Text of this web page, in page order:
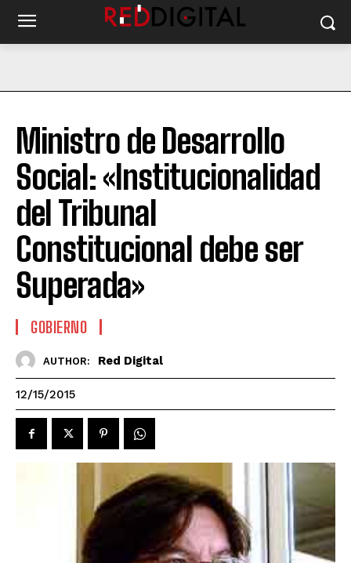
Ministro de Desarrollo
Social: «Institucionalidad
del Tribunal
Constitucional debe ser
Superada»
GOBIERNO
AUTHOR: Red Digital
12/15/2015